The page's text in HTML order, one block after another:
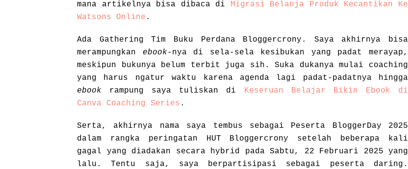
mana artikelnya bisa dibaca di Migrasi Belanja Produk Kecantikan Ke
Watsons Online .
Ada Gathering Tim Buku Perdana Bloggercrony. Saya akhirnya bisa
merampungkan ebook-nya di sela-sela kesibukan yang padat merayap,
meskipun bukunya belum terbit juga sih. Suka dukanya mulai coaching
yang harus ngatur waktu karena agenda lagi padat-padatnya hingga
ebook
rampung saya tuliskan di Keseruan Belajar Bikin Ebook di
Canva Coaching Series .
Serta, akhirnya nama saya tembus sebagai Peserta BloggerDay 2025
dalam rangka peringatan HUT Bloggercrony setelah beberapa kali
gagal yang diadakan secara hybrid pada Sabtu, 22 Februari 2025 yang
lalu. Tentu saja, saya berpartisipasi sebagai peserta daring.